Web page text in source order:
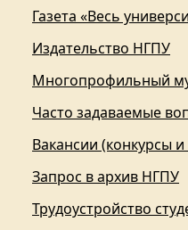
Газета «Весь
Издательство НГПУ
Многопрофильный
Часто задаваемые
Вакансии (конкурсы
Запрос в архив НГПУ
Трудоустройство